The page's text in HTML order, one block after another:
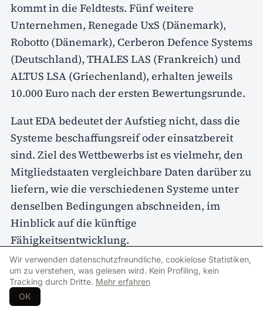
kommt in die Feldtests. Fünf weitere
Unternehmen, Renegade UxS (Dänemark),
Robotto (Dänemark), Cerberon Defence Systems
(Deutschland), THALES LAS (Frankreich) und
ALTUS LSA (Griechenland), erhalten jeweils
10.000 Euro nach der ersten Bewertungsrunde.
Laut EDA bedeutet der Aufstieg nicht, dass die
Systeme beschaffungsreif oder einsatzbereit
sind. Ziel des Wettbewerbs ist es vielmehr, den
Mitgliedstaaten vergleichbare Daten darüber zu
liefern, wie die verschiedenen Systeme unter
denselben Bedingungen abschneiden, im
Hinblick auf die künftige
Fähigkeitsentwicklung.
In der zweiten Wettbewerbsphase werden die
fünf Finalisten um Preisgelder in Höhe von
insgesamt 1,8 Millionen Euro konkurrieren. Die
Wir verwenden datenschutzfreundliche, cookielose Statistiken,
um zu verstehen, was gelesen wird. Kein Profiling, kein
Tracking durch Dritte. Mehr erfahren
OK